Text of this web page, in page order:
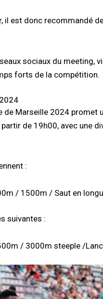
il est donc recommandé
sociaux du meeting,
forts de la compétition.
de Marseille 2024 promet
de 19h00, avec une
:
/ 1500m / Saut en
suivantes :
/ 3000m steeple /